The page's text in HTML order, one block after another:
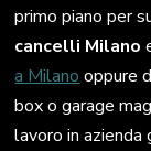
primo piano per
cancelli Milano
a Milano oppure
box o garage
lavoro in azienda